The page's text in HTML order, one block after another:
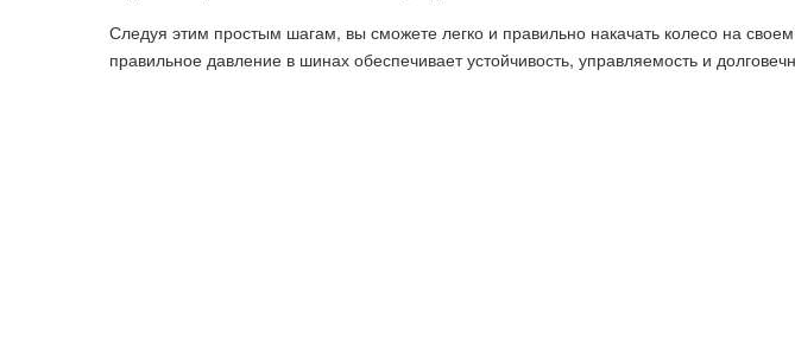
Следуя этим простым шагам, вы сможете легко и правильно накачать колесо на
правильное давление в шинах обеспечивает устойчивость, управляемость и